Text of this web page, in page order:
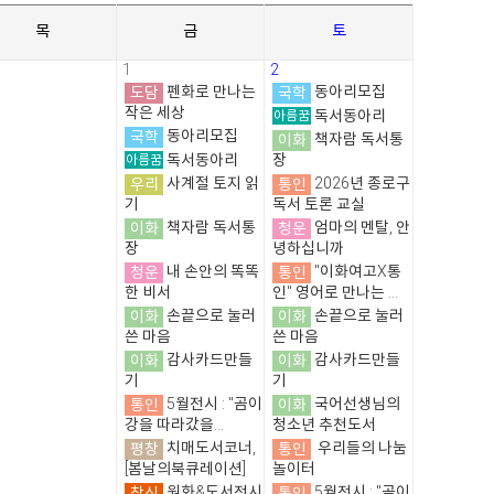
목 금 토
1
도담 펜화로 만나는
작은 세상
국학 동아리모집
아름꿈 독서동아리
우리 사계절 토지 읽
기
이화 책자람 독서통
장
청운 내 손안의 똑똑
한 비서
이화 손끝으로 눌러
쓴 마음
이화 감사카드만들
기
통인
5월전시 : "곰이
강을 따라갔을...
평창 치매도서코너,
[봄날의북큐레이션]
2
국학 동아리모집
아름꿈 독서동아리
이화 책자람 독서통
장
통인
2026년 종로구
독서 토론 교실
청운 엄마의 멘탈, 안
녕하십니까
통인
"이화여고X통
인" 영어로 만나는 ...
이화 손끝으로 눌러
쓴 마음
이화 감사카드만들
기
이화 국어선생님의
청소년 추천도서
통인
우리들의 나눔
놀이터